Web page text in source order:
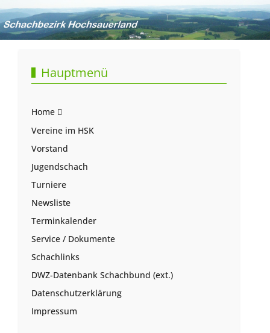
Hauptmenü
Home
Vereine im HSK
Vorstand
Jugendschach
Turniere
Newsliste
Terminkalender
Service / Dokumente
Schachlinks
DWZ-Datenbank Schachbund (ext.)
Datenschutzerklärung
Impressum